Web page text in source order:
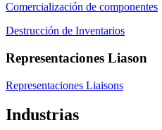
Comercialización de componentes
Destrucción de Inventarios
Representaciones Liason
Representaciones Liaisons
Industrias